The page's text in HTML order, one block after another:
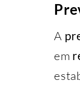
A
em